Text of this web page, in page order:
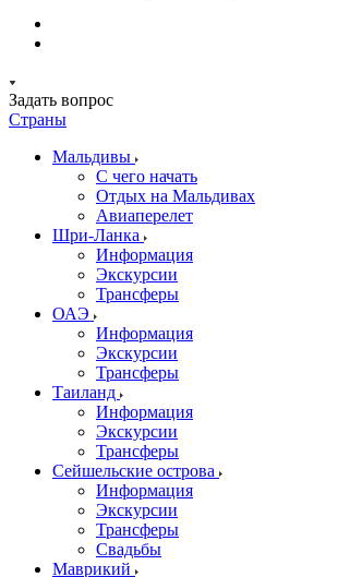
Задать вопрос
Страны
Мальдивы
С чего начать
Отдых на Мальдивах
Авиаперелет
Шри-Ланка
Информация
Экскурсии
Трансферы
ОАЭ
Информация
Экскурсии
Трансферы
Таиланд
Информация
Экскурсии
Трансферы
Сейшельские острова
Информация
Экскурсии
Трансферы
Свадьбы
Маврикий